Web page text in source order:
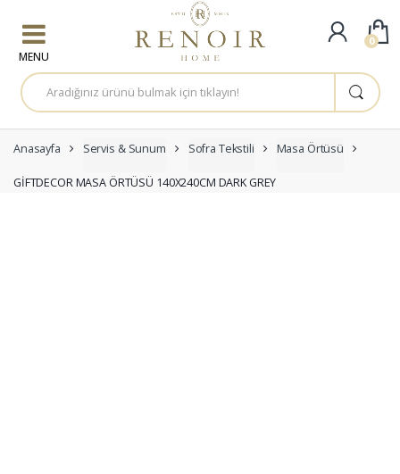
A
r
a
a
:
Anasayfa Servis & Sunum Sofra Tekstili Masa Örtüsü
GİFTDECOR MASA ÖRTÜSÜ 140X240CM DARK GREY
0